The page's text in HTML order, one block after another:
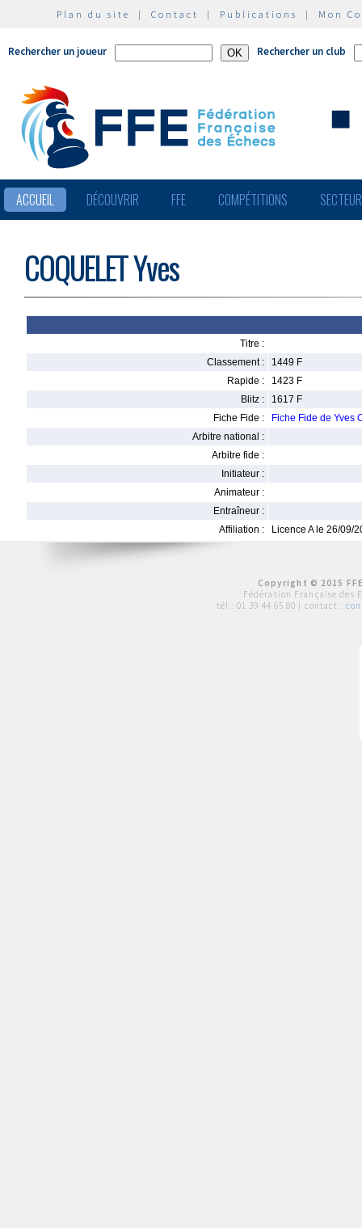
Plan du site | Contact | Publications | Mon
Rechercher un joueur Rechercher un club
ACCUEIL DÉCOUVRIR FFE COMPÉTITIONS
COQUELET Yves
Titre :
Classement :
1449 F
Rapide :
1423 F
Blitz :
1617 F
Fiche Fide :
Fiche Fide de Yves
Arbitre national :
Arbitre fide :
Initiateur :
Animateur :
Entraîneur :
Affiliation :
Licence A le 26/09/
Copyright © 2015
Fédération Française des
tél : 01 39 44 65 80 | contact :